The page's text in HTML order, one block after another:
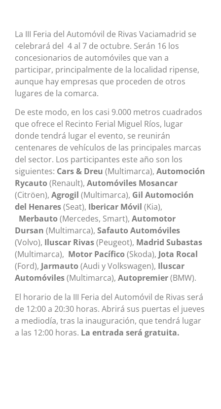
La III Feria del Automóvil de Rivas Vaciamadrid se
celebrará del 4 al 7 de octubre. Serán 16 los
concesionarios de automóviles que van a
participar, principalmente de la localidad ripense,
aunque hay empresas que proceden de otros
lugares de la comarca.
De este modo, en los casi 9.000 metros cuadrados
que ofrece el Recinto Ferial Miguel Ríos, lugar
donde tendrá lugar el evento, se reunirán
centenares de vehículos de las principales marcas
del sector. Los participantes este año son los
siguientes: Cars & Dreu (Multimarca), Automoción
Rycauto (Renault), Automóviles Mosancar
(Citröen), Agrogil (Multimarca), Gil Automoción
del Henares(Seat), Ibericar Móvil (Kia),
Merbauto (Mercedes, Smart), Automotor
Dursan (Multimarca), Safauto Automóviles
(Volvo), Iluscar Rivas(Peugeot), Madrid Subastas
(Multimarca), Motor Pacífico (Skoda), Jota Rocal
(Ford), Jarmauto (Audi y Volkswagen), Iluscar
Automóviles(Multimarca), Autopremier(BMW).
El horario de la III Feria del Automóvil de Rivas será
de 12:00 a 20:30 horas. Abrirá sus puertas el jueves
a mediodía, tras la inauguración, que tendrá lugar
a las 12:00 horas. La entrada será gratuita.